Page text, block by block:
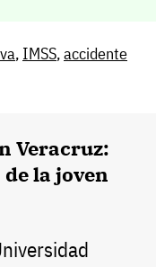
, IMSS,accidente
Veracruz:
la joven